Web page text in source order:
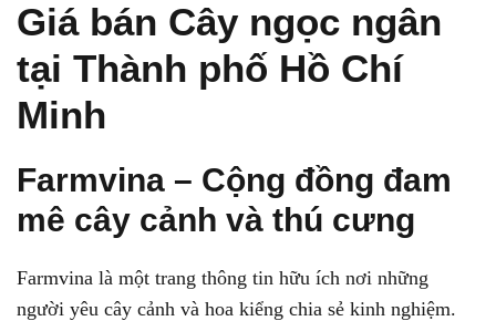
Giá bán Cây ngọc ngân
tại Thành phố Hồ Chí
Minh
Farmvina – Cộng đồng đam
mê cây cảnh và thú cưng
Farmvina là một trang thông tin hữu ích nơi những
người yêu cây cảnh và hoa kiểng chia sẻ kinh nghiệm.